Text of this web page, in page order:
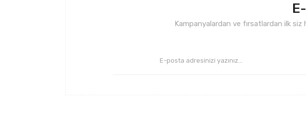
Kampanyalardan ve fırsatlardan ilk